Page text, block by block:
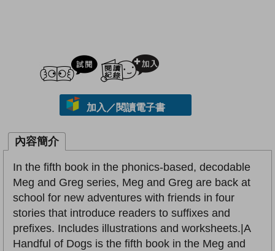
試閲
加入／閱讀電子書
內容簡介
In the fifth book in the phonics-based, decodable
Meg and Greg series, Meg and Greg are back at
school for new adventures with friends in four
stories that introduce readers to suffixes and
prefixes. Includes illustrations and worksheets.|A
Handful of Dogs is the fifth book in the Meg and